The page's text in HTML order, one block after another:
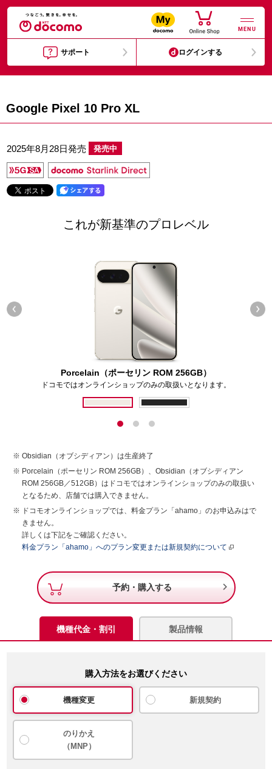
MENU
サポート ログインする
Google Pixel 10 Pro XL
2025年8月28日発売 発売中
これが新基準のプロレベル
Porcelain（ポーセリン ROM 256GB）
ドコモではオンラインショップのみの取扱いとなります。
Obsidian（オブシディアン）は生産終了
Porcelain（ポーセリン ROM 256GB）、Obsidian（オブシディアン
ROM 256GB／512GB）はドコモではオンラインショップのみの取扱い
となるため、店舗では購入できません。
ドコモオンラインショップでは、料金プラン「ahamo」のお申込みはで
きません。
詳しくは下記をご確認ください。
料金プラン「ahamo」へのプラン変更または新規契約について
予約・購入する 
機種代金・割引 製品情報
購入方法をお選びください
機種変更 新規契約
のりかえ
（MNP）